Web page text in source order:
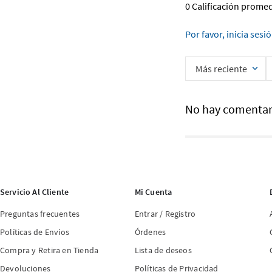
0 Calificación
Por favor, inicia
Más reciente
No hay
Servicio Al Cliente
Preguntas frecuentes
Políticas de Envíos
Compra y Retira en Tienda
Devoluciones
Mi Cuenta
Entrar / Registro
Órdenes
Lista de deseos
Políticas de Privacidad